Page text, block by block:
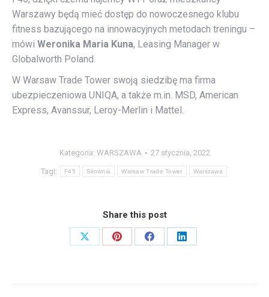
Warszawy będą mieć dostęp do nowoczesnego klubu
fitness bazującego na innowacyjnych metodach treningu –
mówi Weronika Maria Kuna, Leasing Manager w
Globalworth Poland.
W Warsaw Trade Tower swoją siedzibę ma firma
ubezpieczeniowa UNIQA, a także m.in. MSD, American
Express, Avanssur, Leroy-Merlin i Mattel.
Kategoria: WARSZAWA 27 stycznia, 2022
Tagi: F45 Siłownia Warsaw Trade Tower Warszawa
Share this post
Share
Share
Share
Share